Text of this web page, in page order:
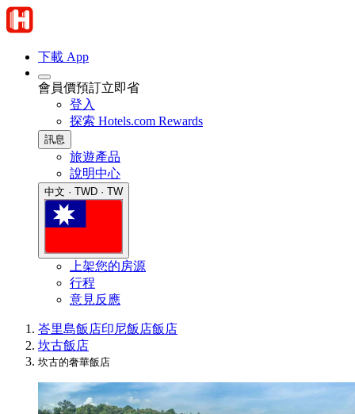
下載 App
會員價預訂立即省
登入
探索 Hotels.com Rewards
訊息
旅遊產品
說明中心
中文 · TWD · TW
上架您的房源
行程
意見反應
峇里島飯店印尼飯店飯店
坎古飯店
坎古的奢華飯店